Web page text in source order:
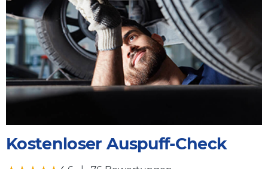
Kostenloser Auspuff-Check